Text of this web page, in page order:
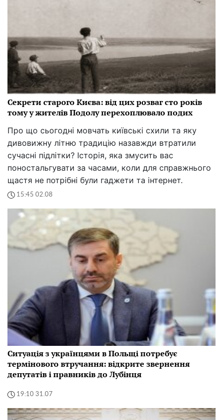
Секрети старого Києва: від цих розваг сто років
тому у жителів Подолу перехоплювало подих
Про що сьогодні мовчать київські схили та яку
дивовижну літню традицію назавжди втратили
сучасні підлітки? Історія, яка змусить вас
поностальгувати за часами, коли для справжнього
щастя не потрібні були гаджети та інтернет.
15:45 02.08
Ситуація з українцями в Польщі потребує
термінового втручання: відкрите звернення
депутатів і правників до Лубінця
19:10 31.07